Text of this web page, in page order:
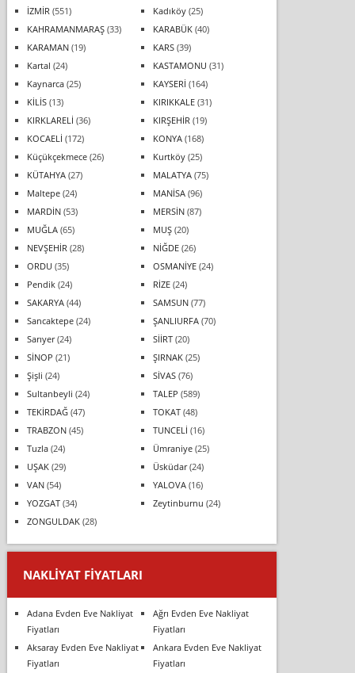
İZMİR (551) Kadıköy(25)
KAHRAMANMARAŞ(33) KARABÜK(40)
KARAMAN(19) KARS(39)
Kartal (24) KASTAMONU (31)
Kaynarca(25) KAYSERİ (164)
KİLİS(13) KIRIKKALE(31)
KIRKLARELİ (36) KIRŞEHİR (19)
KOCAELİ (172) KONYA(168)
Küçükçekmece(26) Kurtköy(25)
KÜTAHYA(27) MALATYA(75)
Maltepe(24) MANİSA(96)
MARDİN(53) MERSİN(87)
MUĞLA(65) MUŞ(20)
NEVŞEHİR (28) NİĞDE(26)
ORDU (35) OSMANİYE(24)
Pendik(24) RİZE(24)
SAKARYA(44) SAMSUN(77)
Sancaktepe(24) ŞANLIURFA(70)
Sarıyer(24) SİİRT(20)
SİNOP (21) ŞIRNAK(25)
Şişli (24) SİVAS(76)
Sultanbeyli (24) TALEP (589)
TEKİRDAĞ(47) TOKAT(48)
TRABZON(45) TUNCELİ (16)
Tuzla(24) Ümraniye(25)
UŞAK(29) Üsküdar(24)
VAN(54) YALOVA(16)
YOZGAT(34) Zeytinburnu (24)
ZONGULDAK(28)
NAKLIYAT FIYATLARI
Adana Evden Eve Nakliyat
Fiyatları
Ağrı Evden Eve Nakliyat
Fiyatları
Aksaray Evden Eve Nakliyat
Fiyatları
Ankara Evden Eve Nakliyat
Fiyatları